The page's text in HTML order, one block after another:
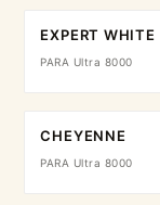
EXPERT WHITE
PARA Ultra 8000
CHEYENNE
PARA Ultra 8000